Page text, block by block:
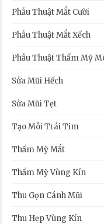
Phẫu Thuật Mắt Cười
Phẫu Thuật Mắt Xếch
Phẫu Thuật Thẩm Mỹ
Sửa Mũi Hếch
Sửa Mũi Tẹt
Tạo Môi Trái Tim
Thẩm Mỹ Mắt
Thẩm Mỹ Vùng Kín
Thu Gọn Cánh Mũi
Thu Hẹp Vùng Kín